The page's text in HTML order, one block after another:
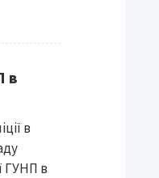
в
в
ГУНП в